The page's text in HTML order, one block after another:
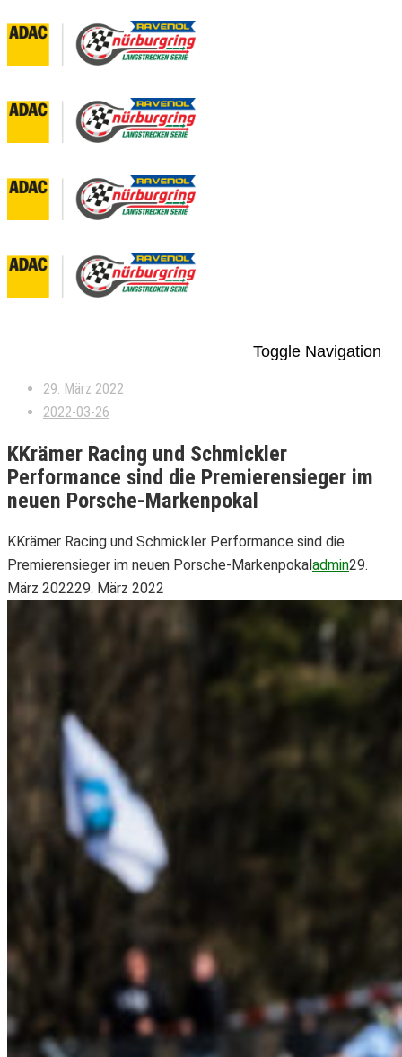
Toggle Navigation
29. März 2022
2022-03-26
KKrämer Racing und Schmickler
Performance sind die Premierensieger im
neuen Porsche-Markenpokal
KKrämer Racing und Schmickler Performance sind die
Premierensieger im neuen Porsche-Markenpokaladmin29.
März 202229. März 2022